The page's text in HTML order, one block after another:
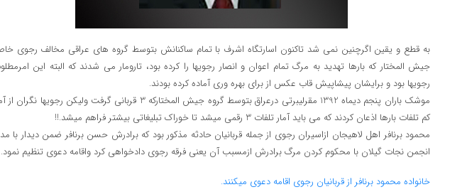
به قطع و یقین اگرچنین نمی شد تاکنون اسارتگاه اشرف با تمام ساکنانش بتوسط گروه های عراقی مخالف رجوی
جیش المختار که بارها تهدید به مرگ تمام اعوان و انصار رجویها را کرده بود، تارومار می شدند که البته این
رجویها بود و برایشان پیشاپیش قاب عکس از برای بهره وری آماده کرده بودند.
موشک باران پنجم دیماه 1392 مقرلیبرتی درعراق بتوسط گروه جیش المختارکه 3 قربانی گرفت ولیکن رجویها نگران
کم تلفات بارها اذعان کردند که می باید آمار تلفات 3 رقمی میشد تا خوراک تبلیغاتی بیشتر فراهم میشد.!!
محمود برنافر اهل لاهیجان ازاسیران رجوی از جمله قربانیان حادثه مذکور بود که برادرش حسن برنافر ضمن دیدار با
انجمن نجات گیلان با محکوم کردن مرگ برادرش ازمسبب آن یعنی فرقه رجوی دادخواهی کرد واقامه دعوی تنظیم نمود.
خانواده محمود برنافر از قربانیان رجوی اقامه دعوی میکنند.